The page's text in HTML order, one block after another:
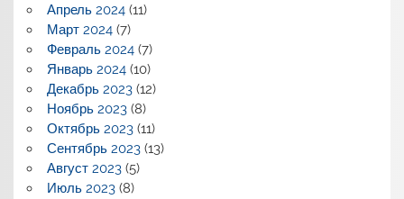
Апрель 2024(11)
Март 2024(7)
Февраль 2024(7)
Январь 2024(10)
Декабрь 2023(12)
Ноябрь 2023(8)
Октябрь 2023(11)
Сентябрь 2023(13)
Август 2023(5)
Июль 2023(8)